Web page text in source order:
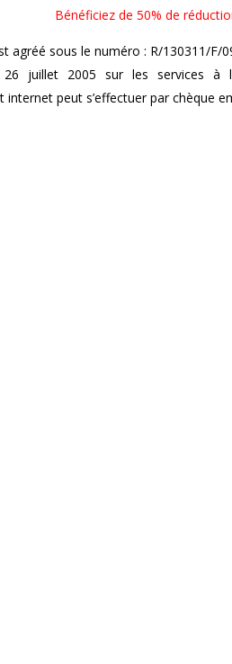
Bénéficiez de 50% de
agréé sous le numéro : R/130311/
26 juillet 2005 sur les services à
peut s’effectuer par chèque